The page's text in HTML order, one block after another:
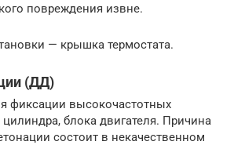
повреждения извне.
— крышка термостата.
(ДД)
фиксации высокочастотных
блока двигателя. Причина
состоит в некачественном